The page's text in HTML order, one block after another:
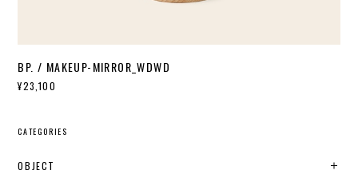
BP. / MAKEUP-MIRROR_WDWD
¥23,100
CATEGORIES
OBJECT